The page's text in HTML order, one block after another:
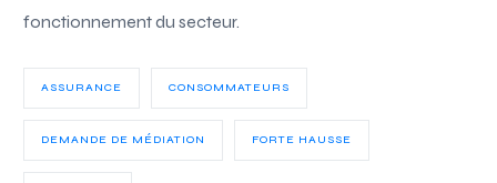
fonctionnement du secteur.
ASSURANCE CONSOMMATEURS
DEMANDE DE MÉDIATION FORTE HAUSSE